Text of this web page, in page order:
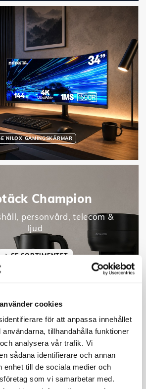
cookies
för att anpassa innehållet
tillhandahålla funktioner
analysera vår trafik. Vi
sådana identifierare och annan
enhet till de sociala medier och
som vi samarbetar med.
NILOX GAMINGSKÄRMAR
Champion
personvård, telecom &
ljud
SE SORTIMENTET